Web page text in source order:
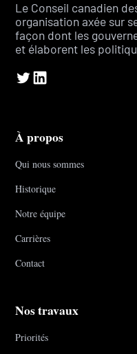
Le Conseil canadien
organisation axée sur
façon dont les
et élaborent les
À propos
Qui nous sommes
Historique
Notre équipe
Carrières
Contact
Nos travaux
Priorités